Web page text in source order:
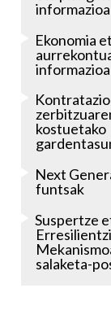
informazioa
Ekonomia
informazioa
kostuetako
Next
funtsak
Suspertze
salaketa-